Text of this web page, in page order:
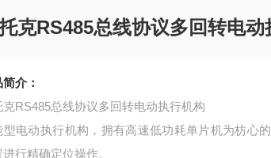
克RS485总线协议多回转电动
介：
克RS485总线协议多回转电动执行机构
型电动执行机构，拥有高速低功耗单片机为枋心
进行精确定位操作。